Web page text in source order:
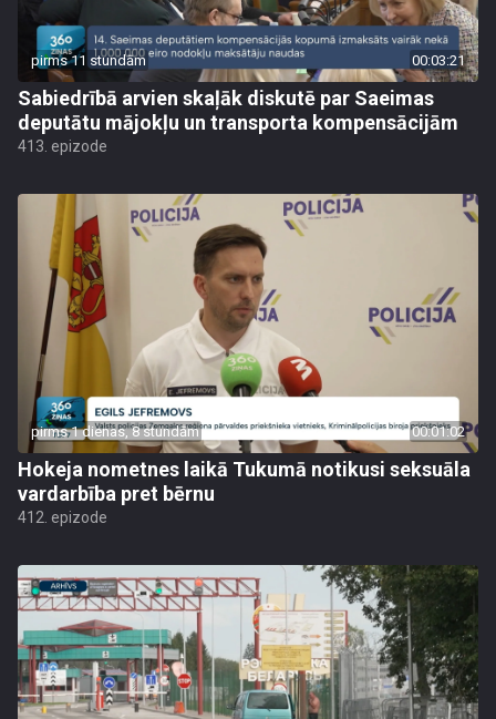
pirms 11 stundām 00:03:21
Sabiedrībā arvien skaļāk diskutē par Saeimas
deputātu mājokļu un transporta kompensācijām
413. epizode
pirms 1 dienas, 8 stundām 00:01:02
Hokeja nometnes laikā Tukumā notikusi seksuāla
vardarbība pret bērnu
412. epizode